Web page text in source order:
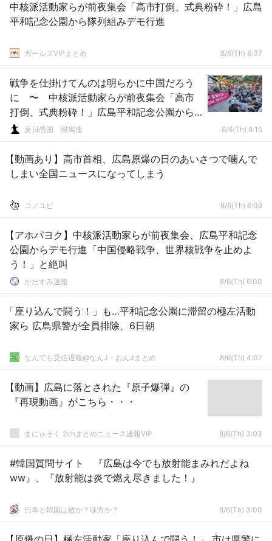
中核派活動家らが前夜集会「高市打倒、式典粉砕！」広島
平和記念公園から隊列組みデモ行進
ガールズVIPまとめ 8/6(Th) 6:37
戦争を仕掛けてんのは明らかに中国だろう
に 〜 中核派活動家らが前夜集会「高市
打倒、式典粉砕！」広島平和記念公園から
隊列組みデモ行進
反日愚国 恨寓瘻 8/6(Th) 6:15
【動画あり】高市首相、広島原爆の日のあいさつで噛んで
しまい全国ニュースになってしまう
コノユビ 8/6(Th) 6:09
【アホパヨク】中核派活動家らが前夜集会、広島平和記念
公園からデモ行進「中国侵略戦争、世界核戦争を止めよ
う！」と絶叫
かたすみ速報 8/6(Th) 6:00
「座り込んで闘う！」も…平和記念公園に滞留の極左活動
家ら 広島県警が全員排除、6日朝
なんでも受信遅報@なんJ・おんJまとめ 8/6(Th) 4:07
【動画】広島に落とされた『原子爆弾』の
『再現動画』がこちら・・・
まにゅそく 2chまとめニュース速報VIP 8/6(Th) 3:03
#韓国質問サイト 『広島は今でも放射能まみれだよね
ww』、『放射能は炎で燃え尽きました！』
日本と韓国は敵か？味方か？ 8/6(Th) 3:00